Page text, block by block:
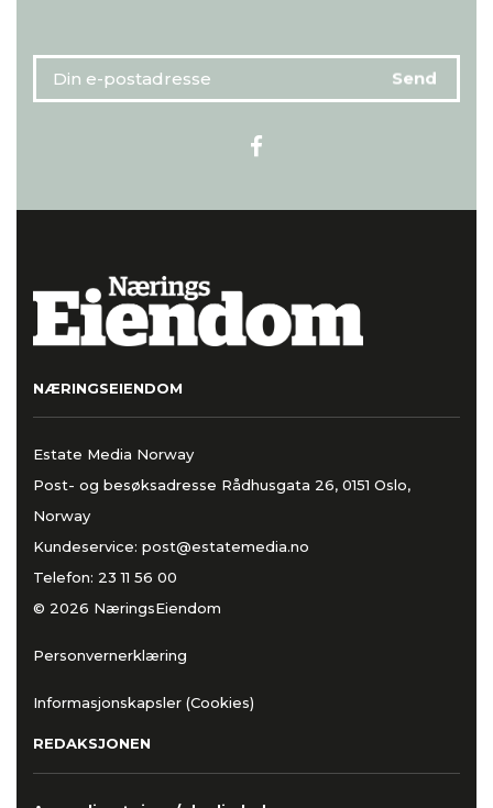
NÆRINGSEIENDOM
Estate Media Norway
Post- og besøksadresse Rådhusgata 26, 0151 Oslo,
Norway
Kundeservice: post@estatemedia.no
Telefon: 23 11 56 00
© 2026 NæringsEiendom
Personvernerklæring
Informasjonskapsler (Cookies)
REDAKSJONEN